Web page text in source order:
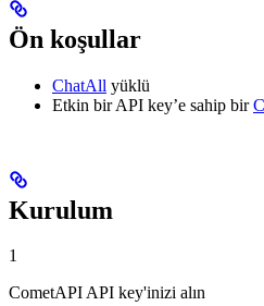
Ön koşullar
ChatAll yüklü
Etkin bir API key’e sahip bir
Kurulum
1
CometAPI API key'inizi alın